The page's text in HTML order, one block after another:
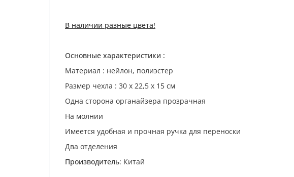
В наличии разные цвета!
Основные характеристики :
Материал : нейлон, полиэстер
Размер чехла : 30 х 22,5 х 15 см
Одна сторона органайзера прозрачная
На молнии
Имеется удобная и прочная ручка для переноски
Два отделения
Производитель: Китай